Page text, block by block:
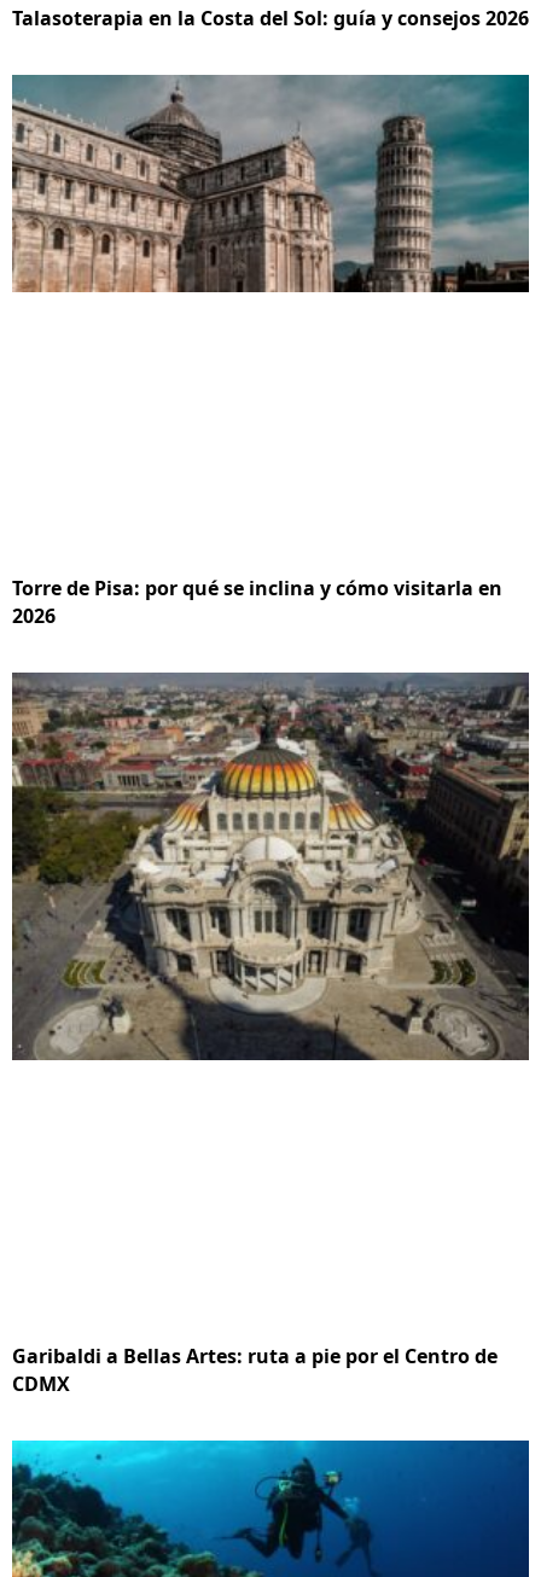
Talasoterapia en la Costa del Sol: guía y consejos 2026
Torre de Pisa: por qué se inclina y cómo visitarla en
2026
Garibaldi a Bellas Artes: ruta a pie por el Centro de
CDMX